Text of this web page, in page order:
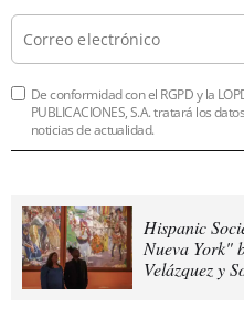
De conformidad con el RGPD y la
PUBLICACIONES, S.A. tratará los
noticias de actualidad.
Hispanic
Nueva York"
Velázquez y